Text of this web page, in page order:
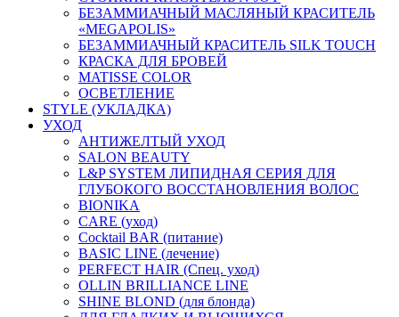
БЕЗАММИАЧНЫЙ МАСЛЯНЫЙ КРАСИТЕЛЬ
«MEGAPOLIS»
БЕЗАММИАЧНЫЙ КРАСИТЕЛЬ SILK TOUCH
КРАСКА ДЛЯ БРОВЕЙ
MATISSE COLOR
ОСВЕТЛЕНИЕ
STYLE (УКЛАДКА)
УХОД
АНТИЖЕЛТЫЙ УХОД
SALON BEAUTY
L&P SYSTEM ЛИПИДНАЯ СЕРИЯ ДЛЯ
ГЛУБОКОГО ВОССТАНОВЛЕНИЯ ВОЛОС
BIONIKA
CARE (уход)
Cocktail BAR (питание)
BASIC LINE (лечение)
PERFECT HAIR (Спец. уход)
OLLIN BRILLIANCE LINE
SHINE BLOND (для блонда)